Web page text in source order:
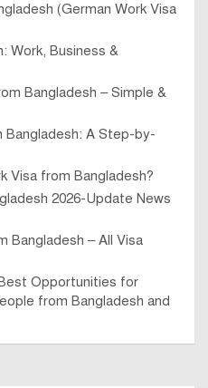
(German Work Visa
Work, Business &
Bangladesh – Simple &
Bangladesh: A Step-by-
Visa from Bangladesh?
2026-Update News
Bangladesh – All Visa
Opportunities for
from Bangladesh and